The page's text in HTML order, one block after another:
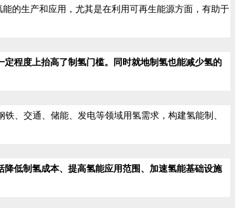
的生产和应用，尤其是在利用可再生能源方面，有助于
程度上抬高了制氢门槛。同时就地制氢也能减少氢的
、交通、储能、发电等领域用氢需求，构建氢能制、
低制氢成本、提高氢能应用范围、加速氢能基础设施